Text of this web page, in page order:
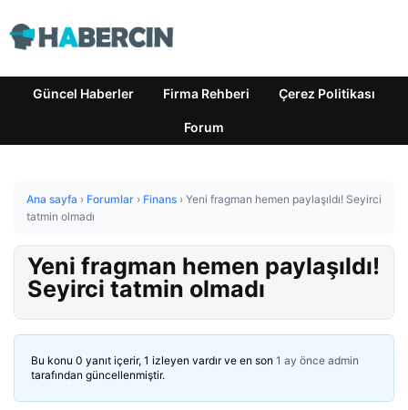
Güncel Haberler Firma Rehberi Çerez Politikası
Forum
Ana sayfa › Forumlar › Finans › Yeni fragman hemen paylaşıldı! Seyirci
tatmin olmadı
Yeni fragman hemen paylaşıldı!
Seyirci tatmin olmadı
Bu konu 0 yanıt içerir, 1 izleyen vardır ve en son 1 ay önce admin
tarafından güncellenmiştir.